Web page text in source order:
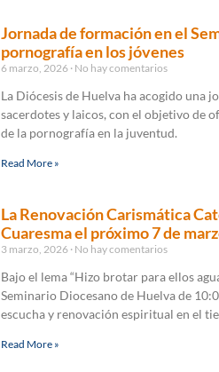
Jornada de formación en el
pornografía en los jóvenes
6 marzo, 2026 No hay comentarios
La Diócesis de Huelva ha acogido una
sacerdotes y laicos, con el objetivo de
de la pornografía en la juventud.
Read More »
La Renovación Carismática
Cuaresma el próximo 7 de
3 marzo, 2026 No hay comentarios
Bajo el lema “Hizo brotar para ellos
Seminario Diocesano de Huelva de
escucha y renovación espiritual en el
Read More »